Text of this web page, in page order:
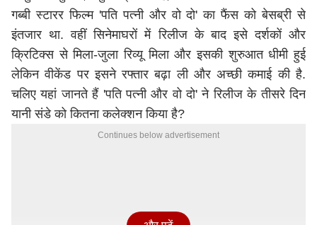
गब्बी स्टारर फिल्म 'पति पत्नी और वो दो' का फैंस को बेसब्री से
इंतजार था. वहीं सिनेमाघरों में रिलीज के बाद इसे दर्शकों और
क्रिटिक्स से मिला-जुला रिव्यू मिला और इसकी शुरुआत धीमी हुई
लेकिन वीकेंड पर इसने रफ्तार बढ़ा ली और अच्छी कमाई की है.
चलिए यहां जानते हैं 'पति पत्नी और वो दो' ने रिलीज के तीसरे दिन
यानी संडे को कितना कलेक्शन किया है?
Continues below advertisement